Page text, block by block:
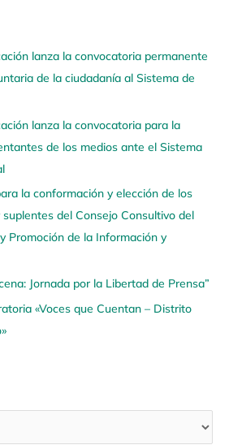
lanza la convocatoria permanente
de la ciudadanía al Sistema de
lanza la convocatoria para la
de los medios ante el Sistema
la conformación y elección de los
del Consejo Consultivo del
Promoción de la Información y
Jornada por la Libertad de Prensa”
«Voces que Cuentan – Distrito